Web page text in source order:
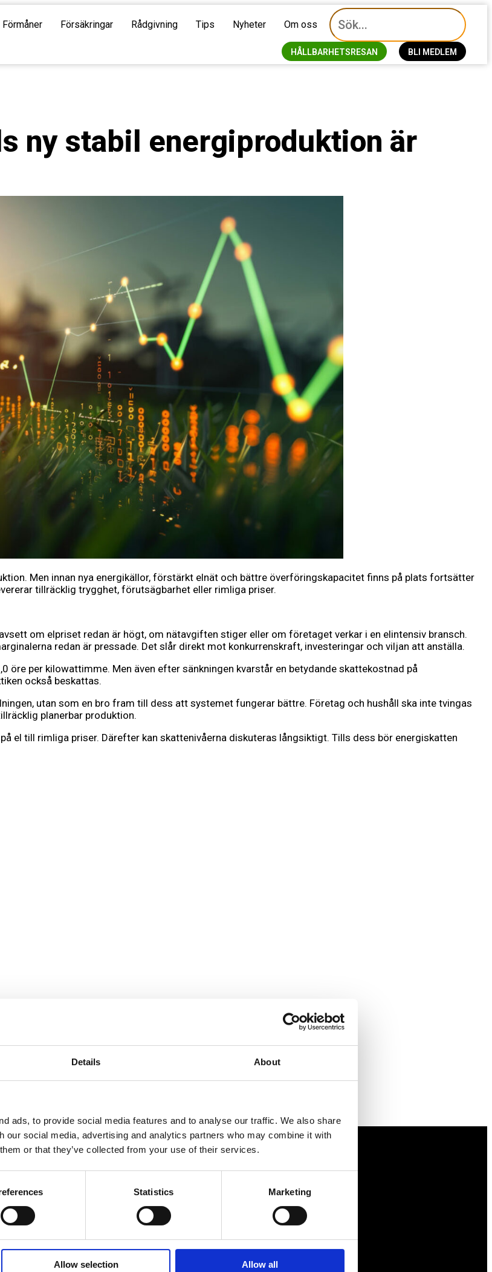
Details About
ads, to provide social media features and to analyse our traffic. We also share
our social media, advertising and analytics partners who may combine it with
or that they’ve collected from your use of their services.
Statistics Marketing
Allow selection Allow all
Förmåner Försäkringar Rådgivning Tips Nyheter Om oss
HÅLLBARHETSRESAN BLI MEDLEM
ny stabil energiproduktion är
Men innan nya energikällor, förstärkt elnät och bättre överföringskapacitet finns på plats fortsätter
tillräcklig trygghet, förutsägbarhet eller rimliga priser.
om elpriset redan är högt, om nätavgiften stiger eller om företaget verkar i en elintensiv bransch.
redan är pressade. Det slår direkt mot konkurrenskraft, investeringar och viljan att anställa.
öre per kilowattimme. Men även efter sänkningen kvarstår en betydande skattekostnad på
också beskattas.
utan som en bro fram till dess att systemet fungerar bättre. Företag och hushåll ska inte tvingas
planerbar produktion.
el till rimliga priser. Därefter kan skattenivåerna diskuteras långsiktigt. Tills dess bör energiskatten
gång jag skriver en kommentar.
för småföretagare
medlemstjänster och
Din egen inköpsavdelning, rådgivning,
och små företag med företagaren i
är själva småföretagare och vet hur
Näringspolitik
Förmåner
Försäkringar
Rådgivning
Tips